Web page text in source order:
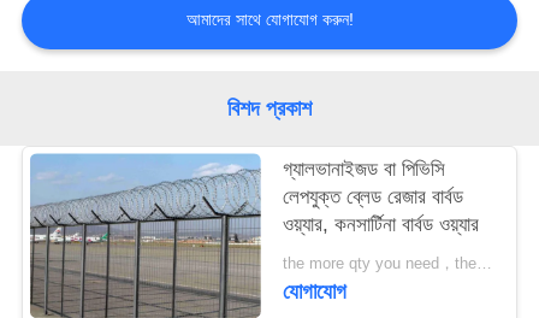
জন্য
আবেদন
সাইট
ম্যাপ
PRIVACY
POLICY
আমাদের সাথে যোগাযোগ করুন!
বিশদ প্রকাশ
গ্যালভানাইজড বা পিভিসি
লেপযুক্ত ব্লেড রেজার বার্বড
ওয়্যার, কনসার্টিনা বার্বড ওয়্যার
the more qty you need，the cheaper price is MOQ:200 রোলস
যোগাযোগ